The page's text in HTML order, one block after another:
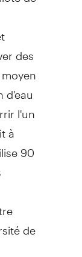
des
l'un
à
90
de